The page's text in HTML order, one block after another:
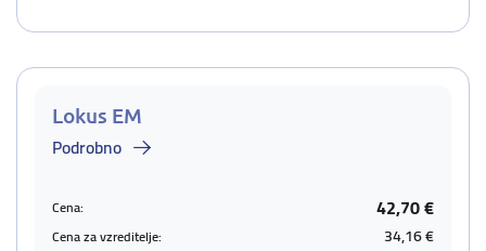
Lokus EM
Podrobno
Cena: 42,70 €
Cena za vzreditelje: 34,16 €